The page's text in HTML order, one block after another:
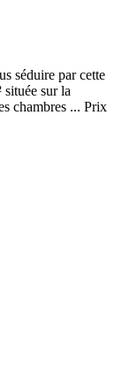
séduire par cette
sur la
chambres ... Prix